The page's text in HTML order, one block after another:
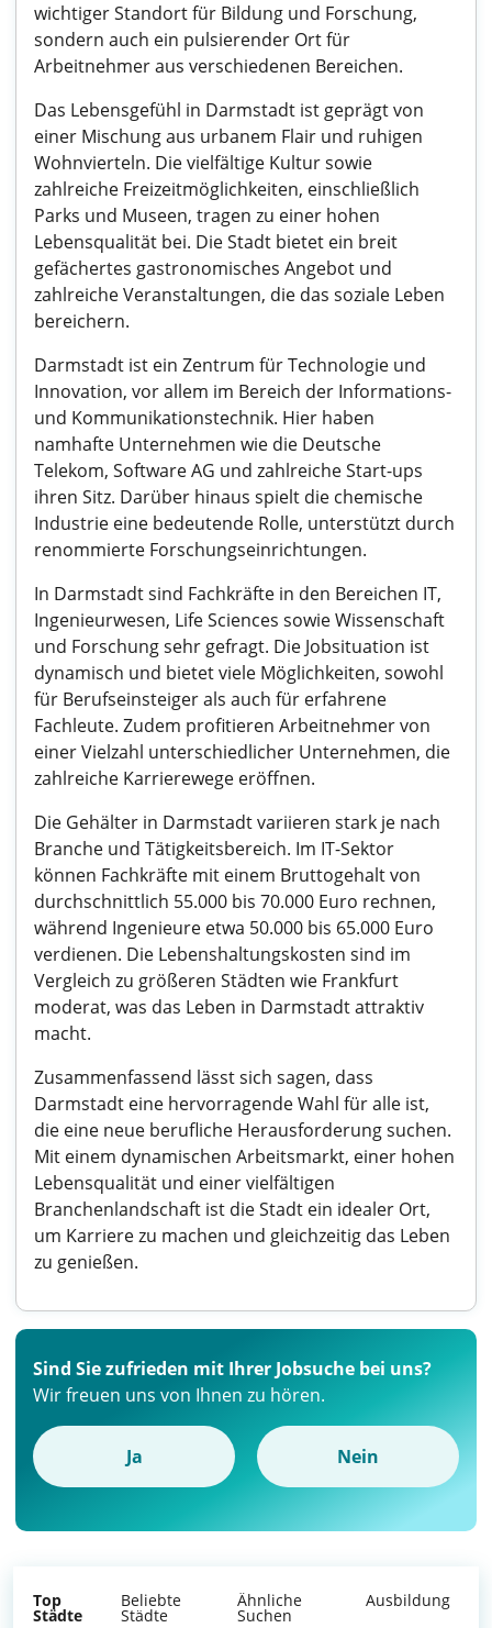
wichtiger Standort für Bildung und Forschung,
sondern auch ein pulsierender Ort für
Arbeitnehmer aus verschiedenen Bereichen.
Das Lebensgefühl in Darmstadt ist geprägt von
einer Mischung aus urbanem Flair und ruhigen
Wohnvierteln. Die vielfältige Kultur sowie
zahlreiche Freizeitmöglichkeiten, einschließlich
Parks und Museen, tragen zu einer hohen
Lebensqualität bei. Die Stadt bietet ein breit
gefächertes gastronomisches Angebot und
zahlreiche Veranstaltungen, die das soziale Leben
bereichern.
Darmstadt ist ein Zentrum für Technologie und
Innovation, vor allem im Bereich der Informations-
und Kommunikationstechnik. Hier haben
namhafte Unternehmen wie die Deutsche
Telekom, Software AG und zahlreiche Start-ups
ihren Sitz. Darüber hinaus spielt die chemische
Industrie eine bedeutende Rolle, unterstützt durch
renommierte Forschungseinrichtungen.
In Darmstadt sind Fachkräfte in den Bereichen IT,
Ingenieurwesen, Life Sciences sowie Wissenschaft
und Forschung sehr gefragt. Die Jobsituation ist
dynamisch und bietet viele Möglichkeiten, sowohl
für Berufseinsteiger als auch für erfahrene
Fachleute. Zudem profitieren Arbeitnehmer von
einer Vielzahl unterschiedlicher Unternehmen, die
zahlreiche Karrierewege eröffnen.
Die Gehälter in Darmstadt variieren stark je nach
Branche und Tätigkeitsbereich. Im IT-Sektor
können Fachkräfte mit einem Bruttogehalt von
durchschnittlich 55.000 bis 70.000 Euro rechnen,
während Ingenieure etwa 50.000 bis 65.000 Euro
verdienen. Die Lebenshaltungskosten sind im
Vergleich zu größeren Städten wie Frankfurt
moderat, was das Leben in Darmstadt attraktiv
macht.
Zusammenfassend lässt sich sagen, dass
Darmstadt eine hervorragende Wahl für alle ist,
die eine neue berufliche Herausforderung suchen.
Mit einem dynamischen Arbeitsmarkt, einer hohen
Lebensqualität und einer vielfältigen
Branchenlandschaft ist die Stadt ein idealer Ort,
um Karriere zu machen und gleichzeitig das Leben
zu genießen.
Sind Sie zufrieden mit Ihrer Jobsuche bei uns?
Wir freuen uns von Ihnen zu hören.
Ja Nein
Top
Städte
Beliebte
Städte
Ähnliche
Suchen
Ausbildung